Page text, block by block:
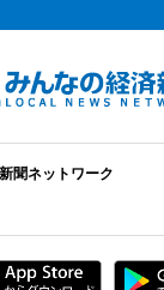
聞ネットワーク